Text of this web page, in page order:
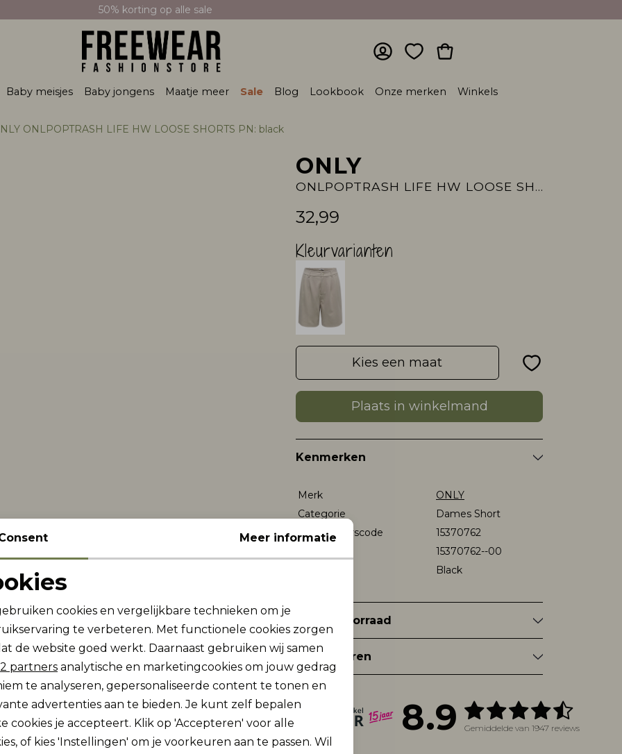
50% korting op alle sale
Baby meisjes Baby jongens Maatje meer Sale Blog Lookbook Onze merken Winkels
ONLPOPTRASH LIFE HW LOOSE SHORTS PN: black
ONLY
ONLPOPTRASH LIFE HW LOOSE SHORTS PN:
32,99
Kleurvarianten
Kies een maat
Plaats in winkelmand
Kenmerken
Merk
ONLY
Categorie
Dames Short
Leverancierscode
15370762
15370762--00
Black
Winkelvoorraad
Retourneren
8.9 Gemiddelde van 1947 reviews
cookies
cookies Marketing cookies
Meer informatie
cookies en vergelijkbare technieken om je
te verbeteren. Met functionele cookies zorgen
de website goed werkt. Daarnaast gebruiken wij samen
2 partners analytische en marketingcookies om jouw gedrag
te analyseren, gepersonaliseerde content te tonen en
advertenties aan te bieden. Je kunt zelf bepalen
cookies je accepteert. Klik op 'Accepteren' voor alle
of kies 'Instellingen' om je voorkeuren aan te passen. Wil